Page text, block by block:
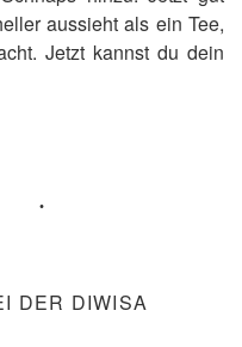
aussieht als ein Tee,
Jetzt kannst du dein
DER DIWISA